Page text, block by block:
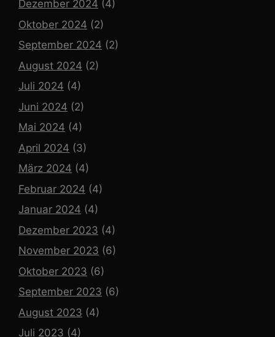
Dezember 2024 (4)
Oktober 2024 (2)
September 2024 (2)
August 2024 (2)
Juli 2024 (4)
Juni 2024 (2)
Mai 2024 (4)
April 2024 (3)
März 2024 (4)
Februar 2024 (4)
Januar 2024 (4)
Dezember 2023 (4)
November 2023 (6)
Oktober 2023 (6)
September 2023 (6)
August 2023 (4)
Juli 2023 (4)